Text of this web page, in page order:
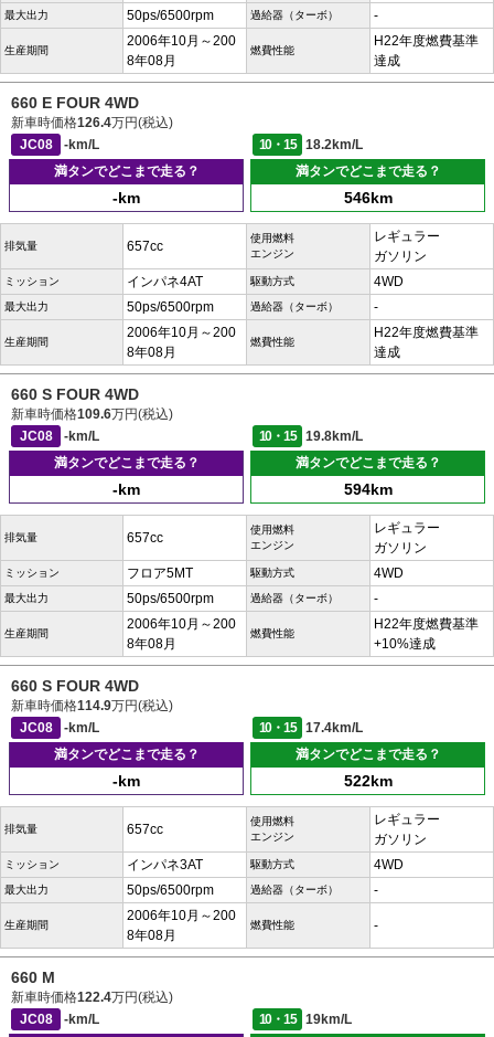
最大出力 50ps/6500rpm 過給器（ターボ） -
生産期間
2006年10月～200
8年08月
燃費性能
H22年度燃費基準
達成
660 E FOUR 4WD
新車時価格126.4万円(税込)
JC08
-km/L 10・15
18.2km/L
満タンでどこまで走る？
-km
満タンでどこまで走る？
546km
排気量 657cc
使用燃料
エンジン
レギュラー
ガソリン
ミッション インパネ4AT 駆動方式 4WD
最大出力 50ps/6500rpm 過給器（ターボ） -
生産期間
2006年10月～200
8年08月
燃費性能
H22年度燃費基準
達成
660 S FOUR 4WD
新車時価格109.6万円(税込)
JC08
-km/L 10・15
19.8km/L
満タンでどこまで走る？
-km
満タンでどこまで走る？
594km
排気量 657cc
使用燃料
エンジン
レギュラー
ガソリン
ミッション フロア5MT 駆動方式 4WD
最大出力 50ps/6500rpm 過給器（ターボ） -
生産期間
2006年10月～200
8年08月
燃費性能
H22年度燃費基準
+10%達成
660 S FOUR 4WD
新車時価格114.9万円(税込)
JC08
-km/L 10・15
17.4km/L
満タンでどこまで走る？
-km
満タンでどこまで走る？
522km
排気量 657cc
使用燃料
エンジン
レギュラー
ガソリン
ミッション インパネ3AT 駆動方式 4WD
最大出力 50ps/6500rpm 過給器（ターボ） -
生産期間
2006年10月～200
8年08月
燃費性能 -
660 M
新車時価格122.4万円(税込)
JC08
-km/L 10・15
19km/L